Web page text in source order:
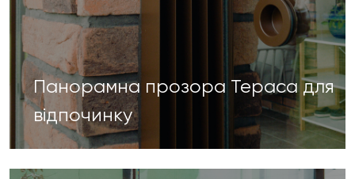
Панорамна прозора Тераса для
відпочинку